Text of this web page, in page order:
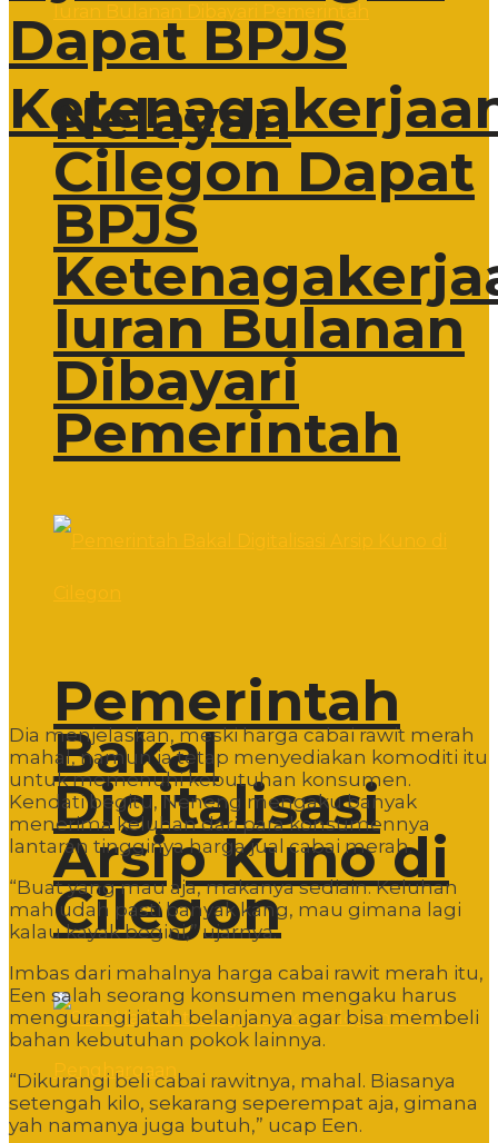
Nelayan
Cilegon Dapat
BPJS
Iuran Bulanan
Dibayari
Pemerintah
Pemerintah
Bakal
Digitalisasi
Arsip Kuno di
Cilegon
Dapat BPJS
Dia menjelaskan, meski harga cabai rawit merah
mahal, namun ia tetap menyediakan komoditi itu
untuk memenuhi kebutuhan konsumen.
Kendati begitu, Neneng mengaku banyak
menerima keluhan dari para konsumennya
lantaran tingginya harga jual cabai merah.
“Buat yang mau aja, makanya sediain. Keluhan
mah udah pasti banyak kang, mau gimana lagi
kalau kayak begini,” ujarnya.
Imbas dari mahalnya harga cabai rawit merah itu,
Een salah seorang konsumen mengaku harus
mengurangi jatah belanjanya agar bisa membeli
bahan kebutuhan pokok lainnya.
“Dikurangi beli cabai rawitnya, mahal. Biasanya
setengah kilo, sekarang seperempat aja, gimana
yah namanya juga butuh,” ucap Een.